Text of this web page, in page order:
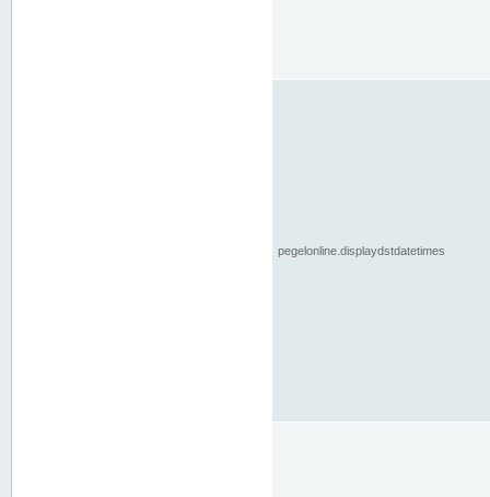
pegelonline.displaydstdatetimes